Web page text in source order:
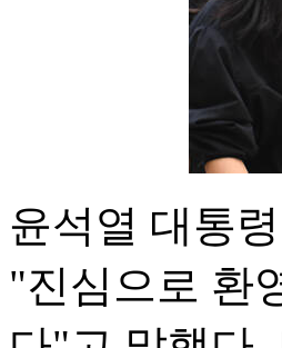
윤석열 대통
"진심으로 환